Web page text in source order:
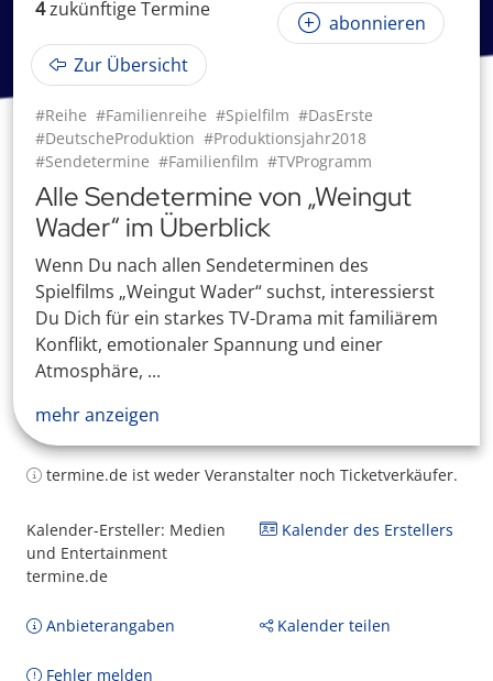
4zukünftigeTermine
abonnieren
Zur Übersicht
#Reihe #Familienreihe #Spielfilm #DasErste
#DeutscheProduktion #Produktionsjahr2018
#Sendetermine #Familienfilm #TVProgramm
Alle Sendetermine von „Weingut
Wader“ im Überblick
Wenn Du nach allen Sendeterminen des
Spielfilms „Weingut Wader“ suchst, interessierst
Du Dich für ein starkes TV-Drama mit familiärem
Konflikt, emotionaler Spannung und einer
Atmosphäre, ...
mehr anzeigen
termine.de ist weder Veranstalter noch Ticketverkäufer.
Kalender-Ersteller: Medien
und Entertainment
termine.de
Kalender des Erstellers
Anbieterangaben Kalender teilen
Fehler melden